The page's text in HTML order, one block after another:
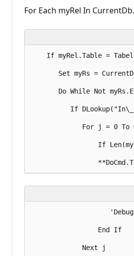
For Each myRel In
If myRel.Table =
Set myRs =
Do While Not
If
For j = 0 To
If
                 End If
             Next j